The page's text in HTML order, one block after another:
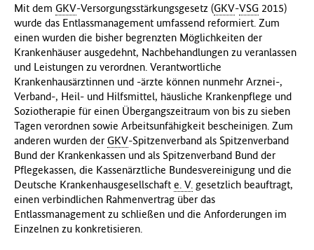
e
r
i
u
m
f
ü
r
G
e
s
u
n
d
h
e
Mit dem GKV-Versorgungsstärkungsgesetz (GKV-VSG 2015)
wurde das Entlassmanagement umfassend reformiert. Zum
einen wurden die bisher begrenzten Möglichkeiten der
Krankenhäuser ausgedehnt, Nachbehandlungen zu veranlassen
und Leistungen zu verordnen. Verantwortliche
Krankenhausärztinnen und -ärzte können nunmehr Arznei-,
Verband-, Heil- und Hilfsmittel, häusliche Krankenpflege und
Soziotherapie für einen Übergangszeitraum von bis zu sieben
Tagen verordnen sowie Arbeitsunfähigkeit bescheinigen. Zum
anderen wurden der GKV-Spitzenverband als Spitzenverband
Bund der Krankenkassen und als Spitzenverband Bund der
Pflegekassen, die Kassenärztliche Bundesvereinigung und die
Deutsche Krankenhausgesellschaft e. V. gesetzlich beauftragt,
einen verbindlichen Rahmenvertrag über das
Entlassmanagement zu schließen und die Anforderungen im
Einzelnen zu konkretisieren.